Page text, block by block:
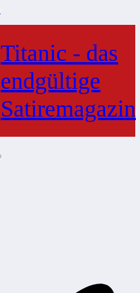
Titanic - das
endgültige
Satiremagazin